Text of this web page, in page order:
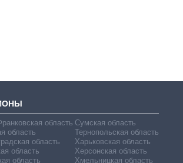
область
область
область
область
область
Сумская область
Тернопольская область
Харьковская область
Херсонская область
Хмельницкая область